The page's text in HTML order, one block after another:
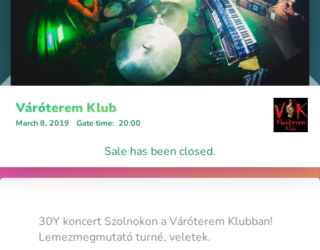
Váróterem Klub
March 8, 2019 Gate time: 20:00
Sale has been closed.
30Y koncert Szolnokon a Váróterem Klubban!
Lemezmegmutató turné, veletek.